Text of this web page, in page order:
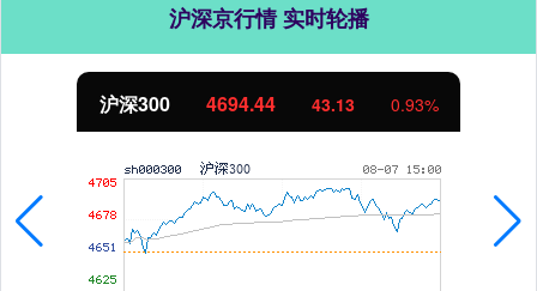
沪深京行情 实时轮播
沪深300 4694.44 43.13 0.93%